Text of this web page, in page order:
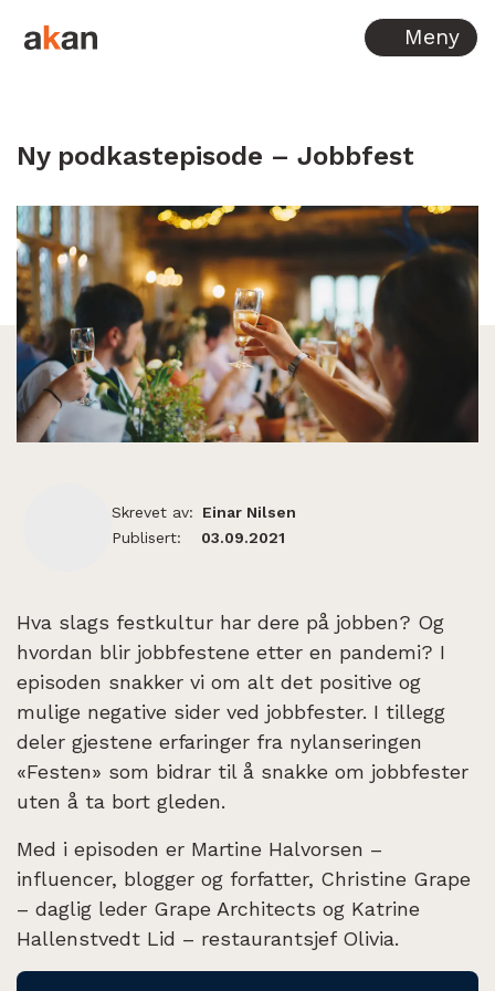
Hopp til innhold Meny
Ny podkastepisode – Jobbfest
Skrevet av:
Einar Nilsen
Publisert:
03.09.2021
Hva slags festkultur har dere på jobben? Og
hvordan blir jobbfestene etter en pandemi? I
episoden snakker vi om alt det positive og
mulige negative sider ved jobbfester. I tillegg
deler gjestene erfaringer fra nylanseringen
«Festen» som bidrar til å snakke om jobbfester
uten å ta bort gleden.
Med i episoden er Martine Halvorsen –
influencer, blogger og forfatter, Christine Grape
– daglig leder Grape Architects og Katrine
Hallenstvedt Lid – restaurantsjef Olivia.